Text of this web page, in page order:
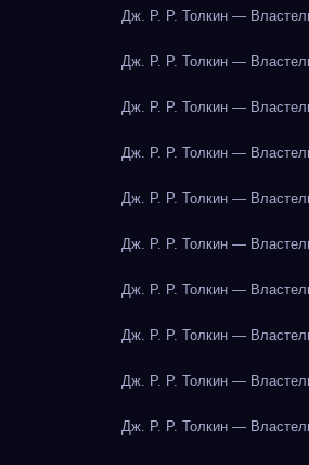
Дж. Р. Р. Толкин —
Дж. Р. Р. Толкин —
Дж. Р. Р. Толкин —
Дж. Р. Р. Толкин —
Дж. Р. Р. Толкин —
Дж. Р. Р. Толкин —
Дж. Р. Р. Толкин —
Дж. Р. Р. Толкин —
Дж. Р. Р. Толкин —
Дж. Р. Р. Толкин —